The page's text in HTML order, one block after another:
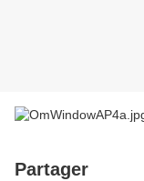
Partager